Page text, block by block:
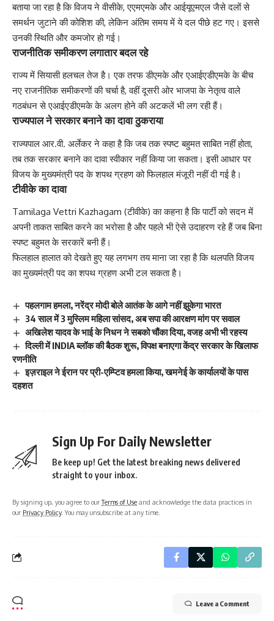
बताया जा रहा है कि विजय ने वीसीके, एएमएमके और आईयूएमएल जैसे दलों से
समर्थन जुटाने की कोशिश की, लेकिन अंतिम समय में ये दल पीछे हट गए। इससे
उनकी स्थिति और कमजोर हो गई।
राजनीतिक समीकरण लगातार बदल रहे
राज्य में सियासी हलचल तेज है। एक तरफ डीएमके और एआईएडीएमके के बीच
नए राजनीतिक समीकरणों की चर्चा है, वहीं दूसरी ओर भाजपा के नेतृत्व वाले
गठबंधन से एआईएडीएमके के अलग होने की अटकलें भी लग रही हैं।
राज्यपाल ने सरकार बनाने का दावा ठुकराया
राज्यपाल आर.वी. अर्लेकर ने कहा है कि जब तक स्पष्ट बहुमत साबित नहीं होता,
तब तक सरकार बनाने का दावा स्वीकार नहीं किया जा सकता। इसी आधार पर
विजय के मुख्यमंत्री पद के शपथ ग्रहण को फिलहाल मंजूरी नहीं दी गई है।
टीवीके का दावा
Tamilaga Vettri Kazhagam (टीवीके) का कहना है कि पार्टी को सदन में
अपनी ताकत साबित करने का भरोसा है और पहले भी ऐसे उदाहरण रहे हैं जब बिना
स्पष्ट बहुमत के सरकारें बनी हैं।
फिलहाल हालात को देखते हुए यह लगभग तय माना जा रहा है कि थलपति विजय
का मुख्यमंत्री पद का शपथ ग्रहण अभी टल सकता है।
पहलगाम हमला, नरेंद्र मोदी बोले आतंक के आगे नहीं झुकेगा भारत
34 साल में 3 मुस्लिम महिला सांसद, अब सपा की आरक्षण मांग पर सवाल
अखिलेश यादव के भाई के निधन ने सबको चौंका दिया, वजह अभी भी रहस्य
दिल्ली में INDIA ब्लॉक की बैठक शुरू, विपक्ष बनाएगा केंद्र सरकार के खिलाफ
रणनीति
इज़राइल ने ईरान पर प्री-एम्प्टिव हमला किया, खमनेई के कार्यालयों के पास
दहशत
Sign Up For Daily Newsletter
Be keep up! Get the latest breaking news delivered
straight to your inbox.
By signing up, you agree to ourTerms of Use and acknowledge the data practices in
our Privacy Policy. You may unsubscribe at any time.
Leave a Comment